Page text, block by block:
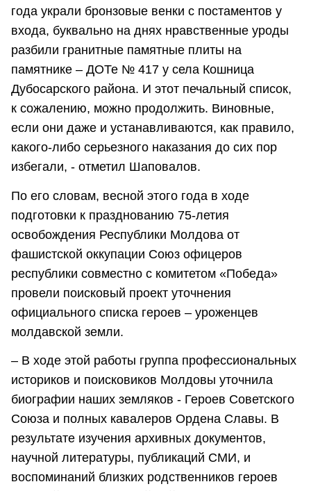
года украли бронзовые венки с постаментов у
входа, буквально на днях нравственные уроды
разбили гранитные памятные плиты на
памятнике – ДОТе № 417 у села Кошница
Дубосарского района. И этот печальный список,
к сожалению, можно продолжить. Виновные,
если они даже и устанавливаются, как правило,
какого-либо серьезного наказания до сих пор
избегали, - отметил Шаповалов.
По его словам, весной этого года в ходе
подготовки к празднованию 75-летия
освобождения Республики Молдова от
фашистской оккупации Союз офицеров
республики совместно с комитетом «Победа»
провели поисковый проект уточнения
официального списка героев – уроженцев
молдавской земли.
– В ходе этой работы группа профессиональных
историков и поисковиков Молдовы уточнила
биографии наших земляков - Героев Советского
Союза и полных кавалеров Ордена Славы. В
результате изучения архивных документов,
научной литературы, публикаций СМИ, и
воспоминаний близких родственников героев